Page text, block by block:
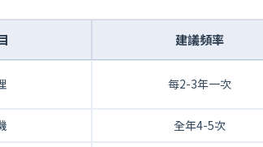
建議頻率
每2-3年一次
全年4-5次